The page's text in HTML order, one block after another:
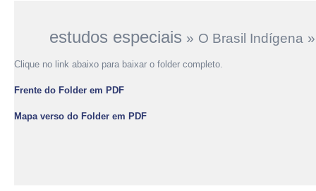
estudos especiais » O Brasil Indígena »
Clique no link abaixo para baixar o folder completo.
Frente do Folder em PDF
Mapa verso do Folder em PDF